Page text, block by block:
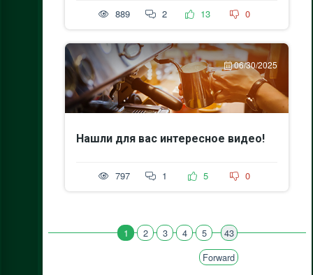
889 2 13 0
06/30/2025
Нашли для вас интересное видео!
797 1 5 0
1 2 3 4 5
43
Forward